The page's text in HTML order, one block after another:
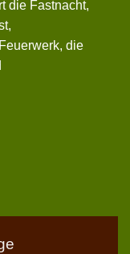
die Fastnacht,
die